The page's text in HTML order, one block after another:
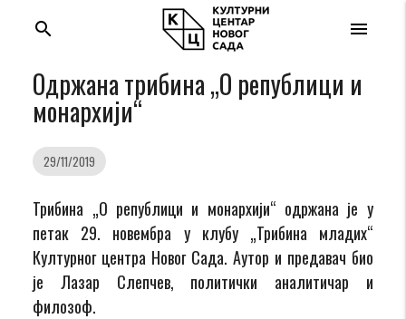
menu
search
Одржана трибина „О републици и
монархији“
29/11/2019
Трибина „О републици и монархији“ одржана је у
петак 29. новембра у клубу „Трибина младих“
Културног центра Новог Сада. Аутор и предавач био
је Лазар Слепчев, политички аналитичар и
филозоф.